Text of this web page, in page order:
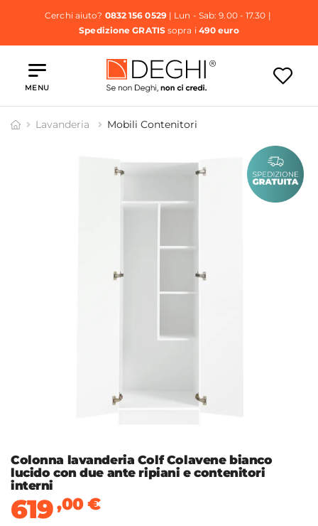
Cerchi aiuto? 0832 156 0529| Lun - Sab: 9.00 - 17.30 |
Spedizione GRATISsopra i 490 euro
MENU
Lavanderia Mobili Contenitori
Colonna lavanderia Colf Colavene bianco
lucido con due ante ripiani e contenitori
interni
619,00€